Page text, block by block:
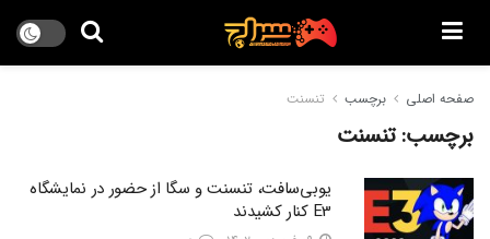
صفحه اصلی برچسب تنسنت
برچسب:تنسنت
یوبی‌سافت، تنسنت و سگا از حضور در نمایشگاه
E3 کنار کشیدند